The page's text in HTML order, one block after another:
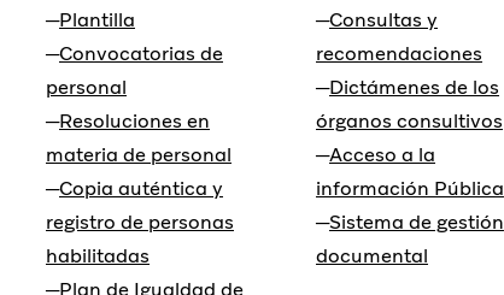
Plantilla
Convocatorias de
personal
Resoluciones en
materia de personal
Copia auténtica y
registro de personas
habilitadas
Plan de Igualdad de
Consultas y
recomendaciones
Dictámenes de los
órganos consultivos
Acceso a la
información Pública
Sistema de gestión
documental